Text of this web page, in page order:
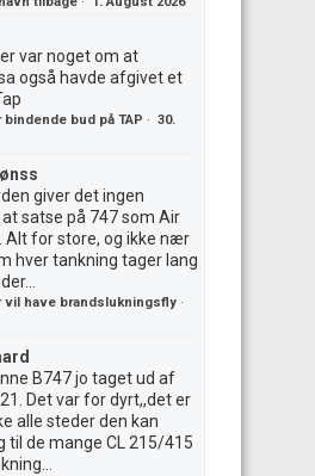
var noget om at
også havde afgivet et
bud på TAP · 30.
giver det ingen
satse på 747 som Air
Alt for store, og ikke nær
hver tankning tager lang
vil have brandslukningsfly ·
B747 jo taget ud af
Det var for dyrt,,det er
alle steder den kan
til de mange CL 215/415